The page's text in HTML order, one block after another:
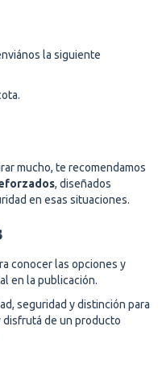
la siguiente
mucho, te recomendamos
, diseñados
en esas situaciones.
conocer las opciones y
en la publicación.
seguridad y distinción para
disfrutá de un producto